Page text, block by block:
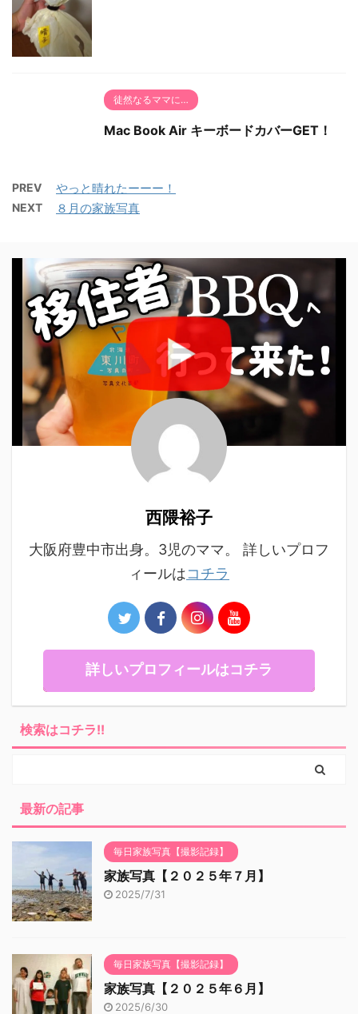
徒然なるママに…
Mac Book Air キーボードカバーGET！
PREV やっと晴れたーーー！
NEXT ８月の家族写真
西隈裕子
大阪府豊中市出身。3児のママ。 詳しいプロフ
ィールはコチラ
詳しいプロフィールはコチラ
検索はコチラ!!
最新の記事
毎日家族写真【撮影記録】
家族写真【２０２５年７月】
2025/7/31
毎日家族写真【撮影記録】
家族写真【２０２５年６月】
2025/6/30